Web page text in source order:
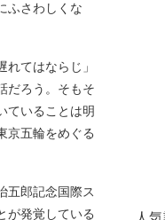
ふさわしくな
てはならじ」
だろう。そもそ
ていることは明
京五輪をめぐる
五郎記念国際ス
が発覚している